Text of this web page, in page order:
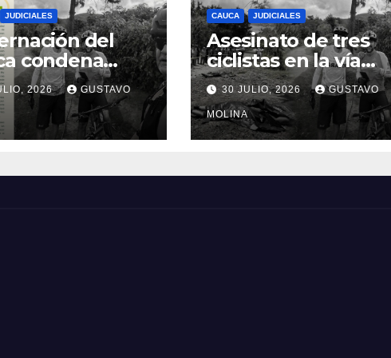
JUDICIALES
del
condena
de tres
y exige
urgentes
2026 GUSTAVO
CAUCA JUDICIALES
Asesinato de tres
ciclistas en la vía
Totoró – Silvia,
genera
consternación en el
Cauca
30 JULIO, 2026 GUSTAVO
MOLINA